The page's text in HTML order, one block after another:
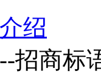
绍
招商标